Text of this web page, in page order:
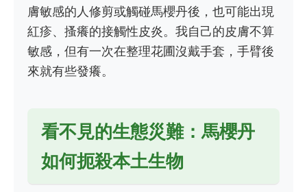
膚敏感的人修剪或觸碰馬櫻丹後，也可能出現
紅疹、搔癢的接觸性皮炎。我自己的皮膚不算
敏感，但有一次在整理花圃沒戴手套，手臂後
來就有些發癢。
看不見的生態災難：馬櫻丹
如何扼殺本土生物